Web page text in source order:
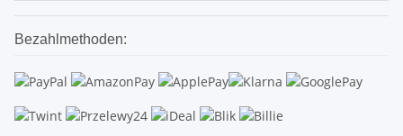
Bezahlmethoden: